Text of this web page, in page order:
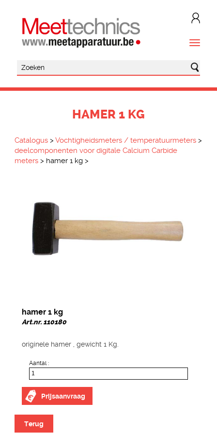
HAMER 1 KG
Catalogus > Vochtigheidsmeters / temperatuurmeters >
deelcomponenten voor digitale Calcium Carbide
meters > hamer 1 kg >
hamer 1 kg
Art.nr. 110180
originele hamer , gewicht 1 Kg.
Aantal :
Prijsaanvraag
Terug